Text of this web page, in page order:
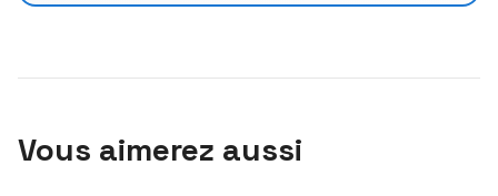
Vous aimerez aussi